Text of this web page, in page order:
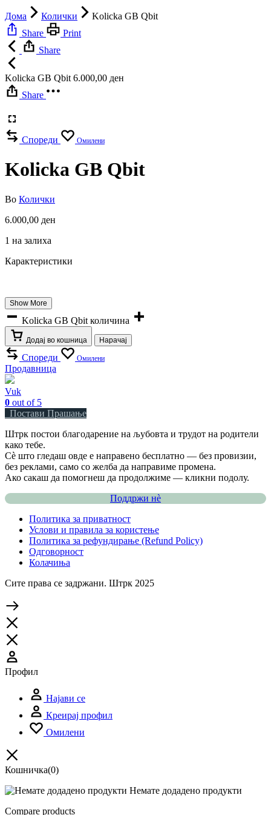
Дома Колички
Kolicka GB Qbit
Share
Print
Share
Kolicka GB Qbit 6.000,00 ден
Share
Спореди Омилени
Kolicka GB Qbit
Во Колички
6.000,00 ден
1 на залиха
Карактеристики
Show More
Kolicka GB Qbit количина
Додај во кошница Нарачај
Спореди Омилени
Продавница
Vuk
0 out of 5
Постави Прашање
Штрк постои благодарение на љубовта и трудот на родители
како тебе.
Сè што гледаш овде е направено бесплатно — без провизии,
без реклами, само со желба да направиме промена.
Ако сакаш да помогнеш да продолжиме — кликни подолу.
Поддржи нѐ
Политика за приватност
Услови и правила за користење
Политика за рефундирање (Refund Policy)
Одговорност
Колачиња
Сите права се задржани. Штрк 2025
Профил
Најави се
Креирај профил
Омилени
Кошничка(0)
Немате додадено продукти
Compare products